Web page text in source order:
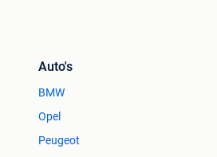
Auto's
BMW
Opel
Peugeot